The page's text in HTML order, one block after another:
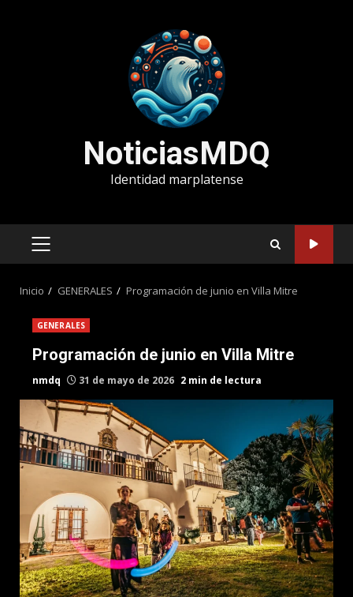
NoticiasMDQ
Identidad marplatense
MENÚ
Inicio GENERALES Programación de junio en Villa Mitre
GENERALES
Programación de junio en Villa Mitre
nmdq 31 de mayo de 2026 2 min de lectura